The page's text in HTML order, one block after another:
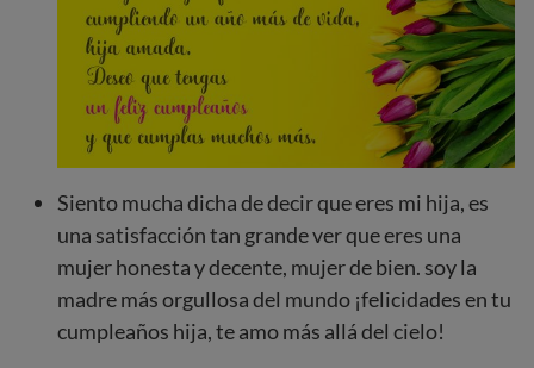
Siento mucha dicha de decir que eres mi hija, es
una satisfacción tan grande ver que eres una
mujer honesta y decente, mujer de bien. soy la
madre más orgullosa del mundo ¡felicidades en tu
cumpleaños hija, te amo más allá del cielo!